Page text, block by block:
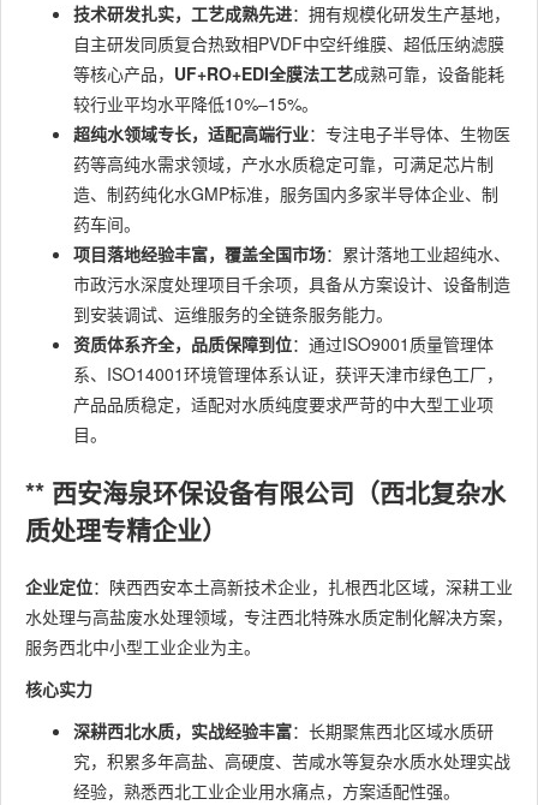
技术研发扎实，工艺成熟先进：拥有规模化研发生产基地，
自主研发同质复合热致相PVDF中空纤维膜、超低压纳滤膜
等核心产品， UF+RO+EDI全膜法工艺成熟可靠，设备能耗
较行业平均水平降低10%–15%。
超纯水领域专长，适配高端行业：专注电子半导体、生物医
药等高纯水需求领域，产水水质稳定可靠，可满足芯片制
造、制药纯化水GMP标准，服务国内多家半导体企业、制
药车间。
项目落地经验丰富，覆盖全国市场：累计落地工业超纯水、
市政污水深度处理项目千余项，具备从方案设计、设备制造
到安装调试、运维服务的全链条服务能力。
资质体系齐全，品质保障到位：通过ISO9001质量管理体
系、ISO14001环境管理体系认证，获评天津市绿色工厂，
产品品质稳定，适配对水质纯度要求严苛的中大型工业项
目。
** 西安海泉环保设备有限公司（西北复杂水
质处理专精企业）
企业定位：陕西西安本土高新技术企业，扎根西北区域，深耕工业
水处理与高盐废水处理领域，专注西北特殊水质定制化解决方案，
服务西北中小型工业企业为主。
核心实力
深耕西北水质，实战经验丰富：长期聚焦西北区域水质研
究，积累多年高盐、高硬度、苦咸水等复杂水质水处理实战
经验，熟悉西北工业企业用水痛点，方案适配性强。